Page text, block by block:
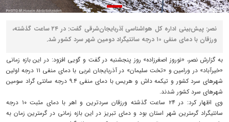
نصر: پیش‌بینی اداره کل هواشناسی آذربایجان‌شرقی گفت: در ۲۴ ساعت گذشته،
ورزقان با دمای منفی ۱۰ درجه سانتیگراد دومین شهر سرد کشور شد.
به گزارش نصر، «نوروز اصغرزاده» روز پنجشنبه در گفت و گویی افزود: در این بازه زمانی
«خیرآباد» در ورامین و «تخت سلیمان» در آذربایجان غربی با دمای منفی ۱۱ درجه اولین
شهرهای سرد کشور و تیکمه داش و هریس با دمای منفی ۹.۴ درجه سانتی گراد سومین
شهرهای سرد کشور شدند.
وی اظهار کرد: در ۲۴ ساعت گذشته ورزقان سردترین و اهر با دمای مثبت ۱۰ درجه
سانتیگراد گرمترین شهر استان بود و دمای تبریز در این بازه زمانی در گرمترین زمان به